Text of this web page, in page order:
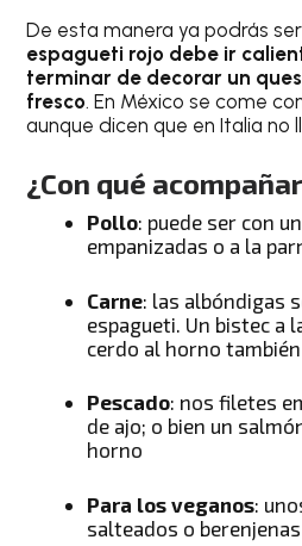
De esta manera ya podrás
espagueti rojo debe ir
terminar de decorar un
fresco. En México se come
aunque dicen que en Italia no
¿Con qué
Pollo: puede ser con
empanizadas o a la
Carne: las albóndigas
espagueti. Un bistec a
cerdo al horno
Pescado: nos filetes
de ajo; o bien un
horno
Para los veganos:
salteados o